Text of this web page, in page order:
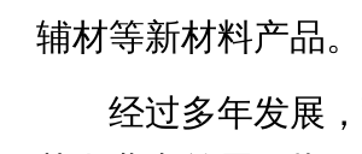
辅材等新材料产品。
经过多年发展，